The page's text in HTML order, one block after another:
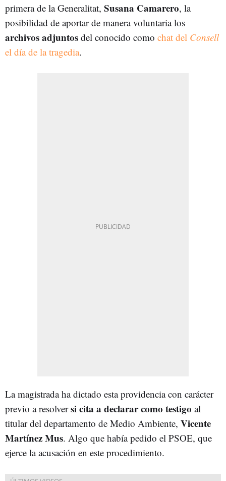
primera de la Generalitat, Susana Camarero, la
posibilidad de aportar de manera voluntaria los
archivos adjuntos del conocido como chat del Consell
el día de la tragedia.
La magistrada ha dictado esta providencia con carácter
previo a resolversi cita a declarar como testigo al
titular del departamento de Medio Ambiente, Vicente
Martínez Mus. Algo que había pedido el PSOE, que
ejerce la acusación en este procedimiento.